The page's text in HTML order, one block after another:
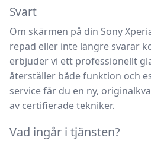
Svart
Om skärmen på din Sony
repad eller inte längre svarar
erbjuder vi ett professionellt
återställer både funktion och
service får du en ny,
av certifierade tekniker.
Vad ingår i tjänsten?